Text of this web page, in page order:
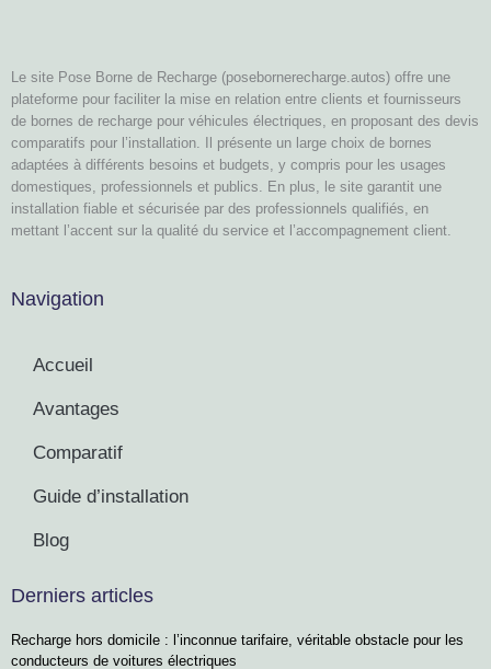
Le site Pose Borne de Recharge (posebornerecharge.autos) offre une
plateforme pour faciliter la mise en relation entre clients et fournisseurs
de bornes de recharge pour véhicules électriques, en proposant des devis
comparatifs pour l’installation. Il présente un large choix de bornes
adaptées à différents besoins et budgets, y compris pour les usages
domestiques, professionnels et publics. En plus, le site garantit une
installation fiable et sécurisée par des professionnels qualifiés, en
mettant l’accent sur la qualité du service et l’accompagnement client.
Navigation
Accueil
Avantages
Comparatif
Guide d’installation
Blog
Derniers articles
Recharge hors domicile : l’inconnue tarifaire, véritable obstacle pour les
conducteurs de voitures électriques